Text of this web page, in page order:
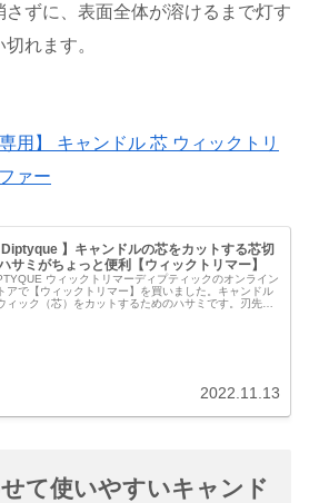
さずに、表面全体が溶けるまで灯す
れます。
用】 キャンドル 芯 ウィックトリ
ァー
Diptyque 】キャンドルの芯をカットする芯切
サミがちょっと便利【ウィックトリマー】
ウィックトリマーディプティックのオンライン
アで【ウィックトリマー】を買いました。キャンドル
ィック（芯）をカットするためのハサミです。刃先が
2022.11.13
て使いやすいキャンド